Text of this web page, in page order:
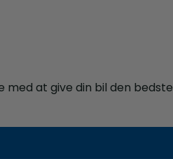
med at give din bil den bedste